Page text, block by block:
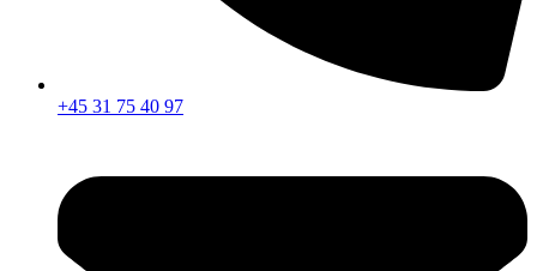
+45 31 75 40 97